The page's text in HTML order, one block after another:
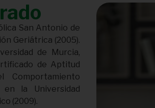
San Antonio de
Geriátrica (2005).
de Murcia,
de Aptitud
Comportamiento
la Universidad
(2009).